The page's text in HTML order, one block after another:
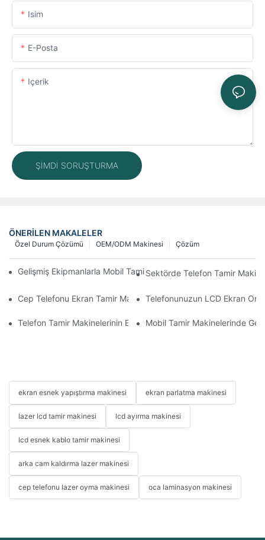
Isim
E-Posta
Içerik
ŞIMDI SORUŞTURMA
ÖNERILEN MAKALELER
Çözüm
OEM/ODM Makinesi
Özel Durum Çözümü
Gelişmiş Ekipmanlarla Mobil Tamir İş Akışınızı Nasıl
Sektörde Telefon Tamir
Cep Telefonu Ekran Tamir Makineniz İçin Doğru Aksesuarları
Telefonunuzun LCD Ekran
Telefon Tamir Makinelerinin Ekran ve Batarya Değişiminde
Mobil Tamir Makinelerinde
ekran esnek yapıştırma makinesi ekran parlatma makinesi
lazer lcd tamir makinesi lcd ayırma makinesi
lcd esnek kablo tamir makinesi
arka cam kaldırma lazer makinesi
cep telefonu lazer oyma makinesi oca laminasyon makinesi